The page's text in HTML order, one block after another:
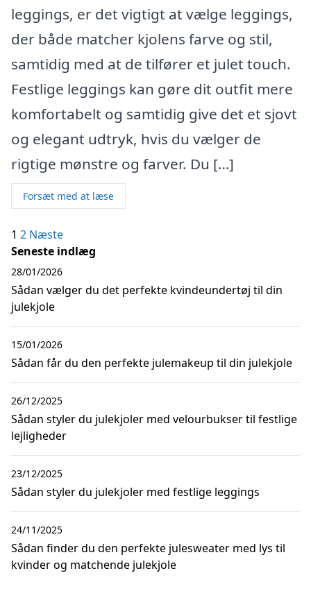
leggings, er det vigtigt at vælge leggings,
der både matcher kjolens farve og stil,
samtidig med at de tilfører et julet touch.
Festlige leggings kan gøre dit outfit mere
komfortabelt og samtidig give det et sjovt
og elegant udtryk, hvis du vælger de
rigtige mønstre og farver. Du […]
Forsæt med at læse
Indlægsinddeling
1 2 Næste
Seneste indlæg
Sådan vælger du det perfekte kvindeundertøj til din
julekjole
28/01/2026
Sådan får du den perfekte julemakeup til din julekjole
15/01/2026
Sådan styler du julekjoler med velourbukser til festlige
lejligheder
26/12/2025
Sådan styler du julekjoler med festlige leggings
23/12/2025
Sådan finder du den perfekte julesweater med lys til
kvinder og matchende julekjole
24/11/2025